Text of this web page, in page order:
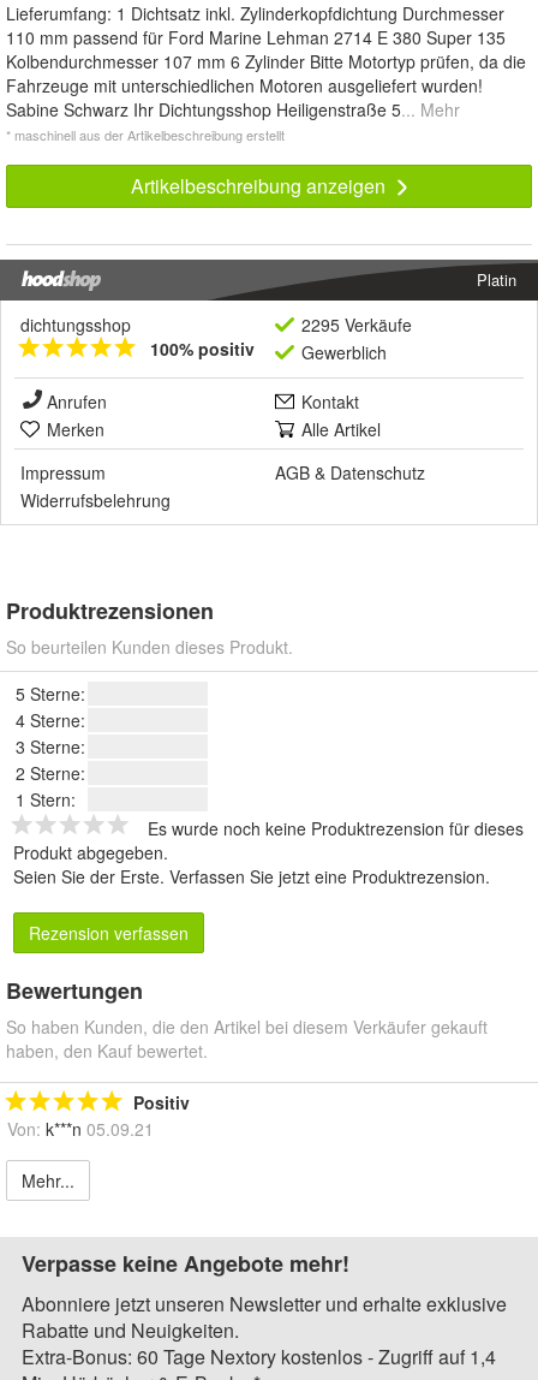
Lieferumfang: 1 Dichtsatz inkl. Zylinderkopfdichtung Durchmesser
110 mm passend für Ford Marine Lehman 2714 E 380 Super 135
Kolbendurchmesser 107 mm 6 Zylinder Bitte Motortyp prüfen, da die
Fahrzeuge mit unterschiedlichen Motoren ausgeliefert wurden!
Sabine Schwarz Ihr Dichtungsshop Heiligenstraße 5... Mehr
* maschinell aus der Artikelbeschreibung erstellt
Artikelbeschreibung anzeigen
Platin
dichtungsshop
100% positiv
2295 Verkäufe
Gewerblich
Anrufen
Kontakt
Merken
Alle Artikel
Impressum
AGB & Datenschutz
Widerrufsbelehrung
Produktrezensionen
So beurteilen Kunden dieses Produkt.
5 Sterne:
4 Sterne:
3 Sterne:
2 Sterne:
1 Stern:
Es wurde noch keine Produktrezension für dieses
Produkt abgegeben.
Seien Sie der Erste. Verfassen Sie jetzt eine Produktrezension.
Rezension verfassen
Bewertungen
So haben Kunden, die den Artikel bei diesem Verkäufer gekauft
haben, den Kauf bewertet.
Positiv
Von: k***n 05.09.21
Mehr...
Verpasse keine Angebote mehr!
Abonniere jetzt unseren Newsletter und erhalte exklusive
Rabatte und Neuigkeiten.
Extra-Bonus: 60 Tage Nextory kostenlos - Zugriff auf 1,4